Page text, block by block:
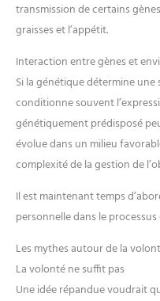
transmission de certains
graisses et l’appétit.
Interaction entre gènes et
Si la génétique détermine
conditionne souvent
génétiquement prédisposé
évolue dans un milieu
complexité de la gestion de
Il est maintenant temps
personnelle dans le
Les mythes autour de la
La volonté ne suffit pas
Une idée répandue voudrait